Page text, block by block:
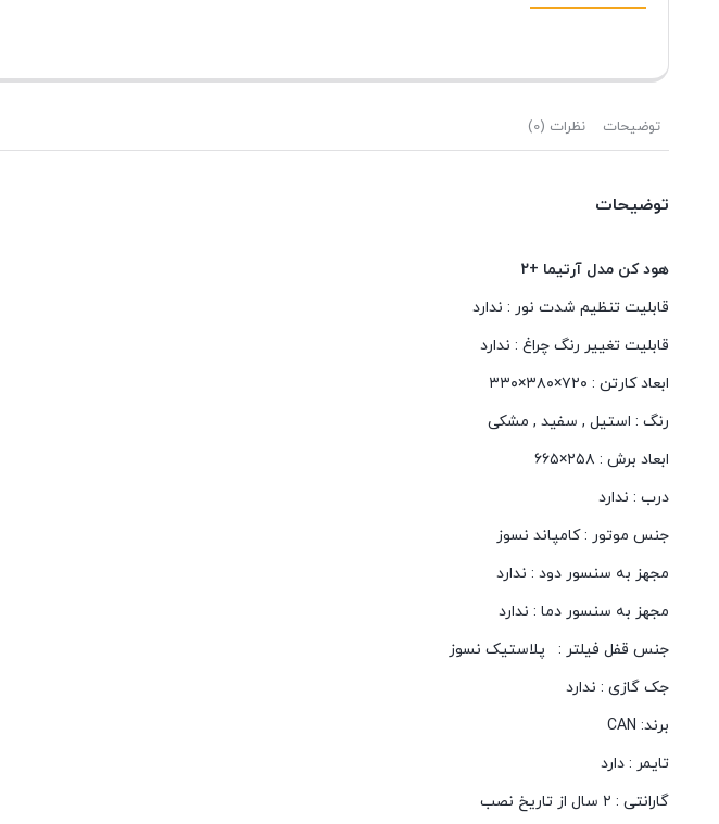
توضیحات نظرات (0)
توضیحات
هود کن مدل آرتیما +۲
قابلیت تنظیم شدت نور : ندارد
قابلیت تغییر رنگ چراغ : ندارد
ابعاد کارتن : ۷۲۰×۳۸۰×۳۳۰
رنگ : استیل , سفید , مشکی
ابعاد برش : ۲۵۸×۶۶۵
درب : ندارد
جنس موتور :کامپاند نسوز
مجهز به سنسور دود : ندارد
مجهز به سنسور دما : ندارد
جنس قفل فیلتر : پلاستیک نسوز
جک گازی : ندارد
برند: CAN
تایمر :دارد
گارانتی : ۲ سال از تاریخ نصب